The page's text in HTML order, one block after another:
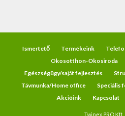
Ismertető Termékeink
Okosotthon-Okosiroda
Egészségügy/saját fejlesztés
Távmunka/Home office
Speciális
Akcióink
Kapcsolat
Twinex PRO Kft.